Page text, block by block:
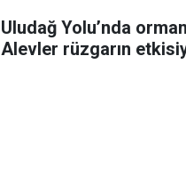
Uludağ Yolu’nda orman
Alevler rüzgarın